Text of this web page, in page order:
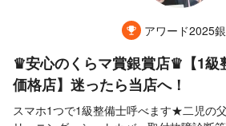
アワード2025
♛安心のくらマ賞銀賞店♛【1級
価格店】迷ったら当店へ！
スマホ1つで1級整備士呼べます★二児の